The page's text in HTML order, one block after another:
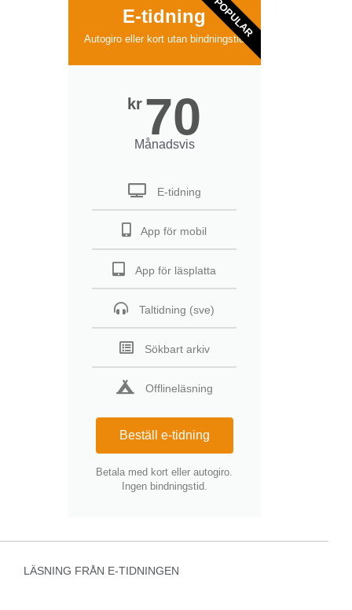
E-tidning
Autogiro eller kort utan bindningstid
kr 70
Månadsvis
E-tidning
App för mobil
App för läsplatta
Taltidning (sve)
Sökbart arkiv
Offlineläsning
Beställ e-tidning
Betala med kort eller autogiro.
Ingen bindningstid.
POPULAR
LÄSNING FRÅN E-TIDNINGEN